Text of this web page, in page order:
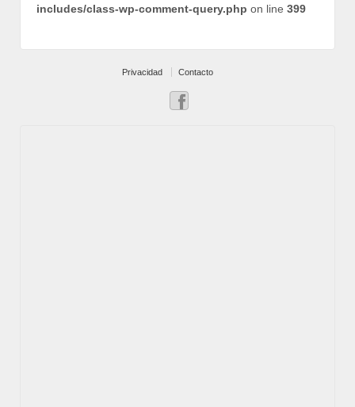
includes/class-wp-comment-query.php on line 399
Privacidad Contacto